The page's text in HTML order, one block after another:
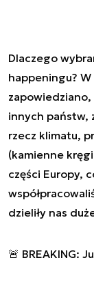
Dlaczego
happeningu?
zapowiedziano,
innych państw,
rzecz klimatu,
(kamienne
części Europy,
dzieliły nas
🚨 BREAKING: